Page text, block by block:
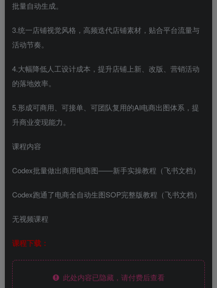
批量自动生成。
3.统一店铺视觉风格，高频迭代店铺素材，贴合平台流量与
活动节奏。
4.大幅降低人工设计成本，提升店铺上新、改版、营销活动
的落地效率。
5.形成可商用、可接单、可团队复用的AI电商出图体系，提
升商业变现能力。
课程内容
Codex批量做出商用电商图——新手实操教程（飞书文档）
Codex跑通了电商全自动生图SOP完整版教程（飞书文档）
无视频课程
课程下载：
此处内容已隐藏，请付费后查看